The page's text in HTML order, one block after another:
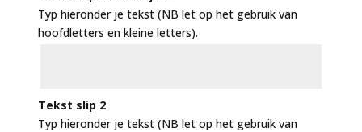
Typ hieronder je tekst (NB let op het gebruik van
hoofdletters en kleine letters).
Tekst slip 2
Typ hieronder je tekst (NB let op het gebruik van